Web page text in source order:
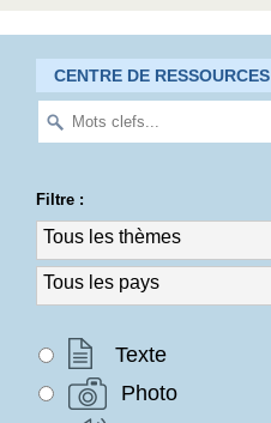
CENTRE DE RESSOURCES
Filtre :
Texte
Photo